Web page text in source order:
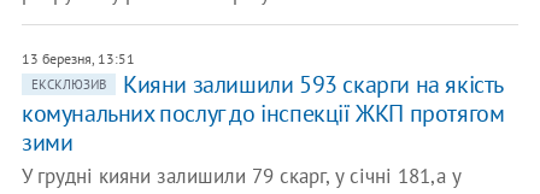
13 березня, 13:51
ЕКСКЛЮЗИВ
Кияни залишили 593 скарги на якість
комунальних послуг до інспекції ЖКП протягом
зими
У грудні кияни залишили 79 скарг, у січні 181,а у